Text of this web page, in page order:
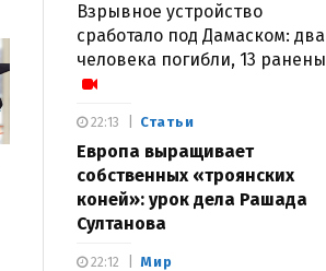
Взрывное устройство
сработало под Дамаском: два
человека погибли, 13 ранены
Статьи
Европа выращивает
собственных «троянских
коней»: урок дела Рашада
Султанова
22:13
Мир
22:12